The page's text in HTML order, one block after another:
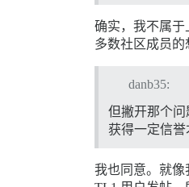
确实，我不属于
多数社区成员的
danb35:
但撇开那个
获得一定信誉
我也同意。就像